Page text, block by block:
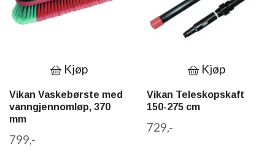
Kjøp
Vikan Vaskebørste med
vanngjennomløp, 370
mm
799,-
Kjøp
Vikan Teleskopskaft
150-275 cm
729,-